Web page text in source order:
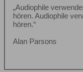
„Audiophile
hören. Audiophile
hören.“
Alan Parsons